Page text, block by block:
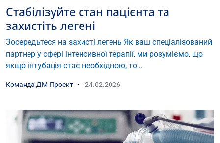
Стабілізуйте стан пацієнта та
захистіть легені
Зосередьтеся на захисті легень Як ваш спеціалізований
партнер у сфері інтенсивної терапії, ми розуміємо, що
якщо інтубація стає необхідною, то...
Команда ДМ-Проект 24.02.2026